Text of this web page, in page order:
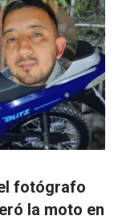
fotógrafo
la moto en